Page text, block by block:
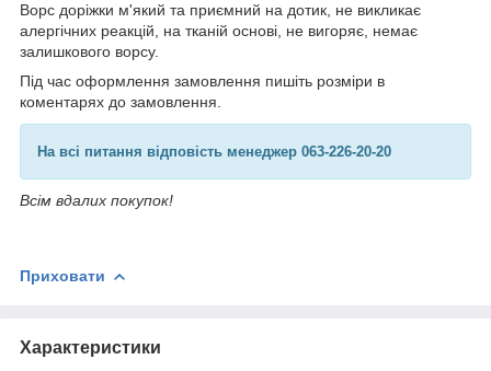
Ворс доріжки м'який та приємний на дотик, не викликає
алергічних реакцій, на тканій основі, не вигоряє, немає
залишкового ворсу.
Під час оформлення замовлення пишіть розміри в
коментарях до замовлення.
На всі питання відповість менеджер 063-226-20-20
Всім вдалих покупок!
Приховати
Характеристики